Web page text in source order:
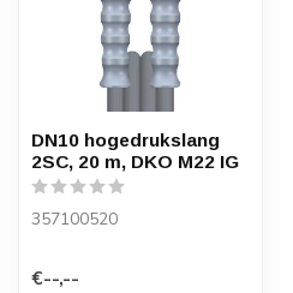
DN10 hogedrukslang
2SC, 20 m, DKO M22 IG
357100520
€--,--